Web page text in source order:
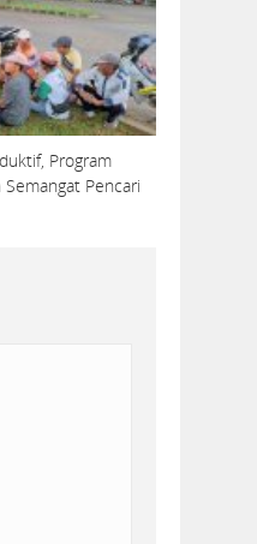
Program
Pencari